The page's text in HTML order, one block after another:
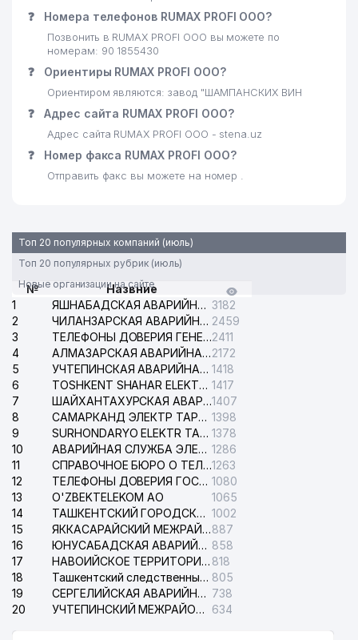
СВЯТО-АЛЕКСАНДРО-НЕВСКИЙ
ХРАМ
30 ALPHA PARTNERS GROUP ООО
❓ Номера телефонов RUMAX PROFI ООО?
Позвонить в RUMAX PROFI ООО вы можете по
номерам: 90 1855430
❓ Ориентиры RUMAX PROFI ООО?
Ориентиром являются: завод "ШАМПАНСКИХ ВИН
❓ Адрес сайта RUMAX PROFI ООО?
Адрес сайта RUMAX PROFI ООО - stena.uz
❓ Номер факса RUMAX PROFI ООО?
Отправить факс вы можете на номер .
Топ 20 популярных компаний (июль)
Топ 20 популярных рубрик (июль)
Новые организации на сайте
№
Назвние
1
ЯШНАБАДСКАЯ АВАРИЙНАЯ СЛУЖБА ЭЛЕКТРОСЕТИ 3182
2
ЧИЛАНЗАРСКАЯ АВАРИЙНАЯ СЛУЖБА ЭЛЕКТРОСЕТИ 2459
3
ТЕЛЕФОНЫ ДОВЕРИЯ ГЕНЕРАЛЬНОЙ ПРОКУРАТУРЫ РЕСПУБЛИКИ УЗБЕКИСТАН2411
4
АЛМАЗАРСКАЯ АВАРИЙНАЯ СЛУЖБА ЭЛЕКТРОСЕТИ2172
5
УЧТЕПИНСКАЯ АВАРИЙНАЯ СЛУЖБА ЭЛЕКТРОСЕТИ 1418
6
TOSHKENT SHAHAR ELEKTR TARMOQLARI KORXONASI АО 1417
7
ШАЙХАНТАХУРСКАЯ АВАРИЙНАЯ СЛУЖБА ЭЛЕКТРОСЕТИ1407
8
САМАРКАНД ЭЛЕКТР ТАРМОКЛАРИ АО 1398
9
SURHONDARYO ELEKTR TARMOKLARI АО 1378
10
АВАРИЙНАЯ СЛУЖБА ЭЛЕКТРОСЕТИ ТАШКЕНТСКОГО РАЙОНА 1286
11
СПРАВОЧНОЕ БЮРО О ТЕЛЕФОНАХ ОРГАНИЗАЦИЙ г. ТАШКЕНТА1263
12
ТЕЛЕФОНЫ ДОВЕРИЯ ГОСУДАРСТВЕННОГО ЦЕНТРА ТЕСТИРОВАНИЯ 1080
13
O'ZBEKTELEKOM АО
1065
14
ТАШКЕНТСКИЙ ГОРОДСКОЙ СУД ПО ГРАЖДАНСКИМ ДЕЛАМ 1002
15
ЯККАСАРАЙСКИЙ МЕЖРАЙОННЫЙ СУД ПО ГРАЖДАНСКИМ ДЕЛАМ887
16
ЮНУСАБАДСКАЯ АВАРИЙНАЯ СЛУЖБА ЭЛЕКТРОСЕТИ 858
17
НАВОИЙСКОЕ ТЕРРИТОРИАЛЬНОЕ ПРЕДПРИЯТИЕ ЭЛЕКТРОСЕТИ АО 818
18
Ташкентский следственный изолятор 805
19
СЕРГЕЛИЙСКАЯ АВАРИЙНАЯ СЛУЖБА ЭЛЕКТРОСЕТИ 738
20
УЧТЕПИНСКИЙ МЕЖРАЙОННЫЙ СУД ПО ГРАЖДАНСКИМ ДЕЛАМ 634